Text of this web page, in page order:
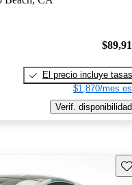
El precio incluye tasas
$1,870/mes
Verif. disponibilidad